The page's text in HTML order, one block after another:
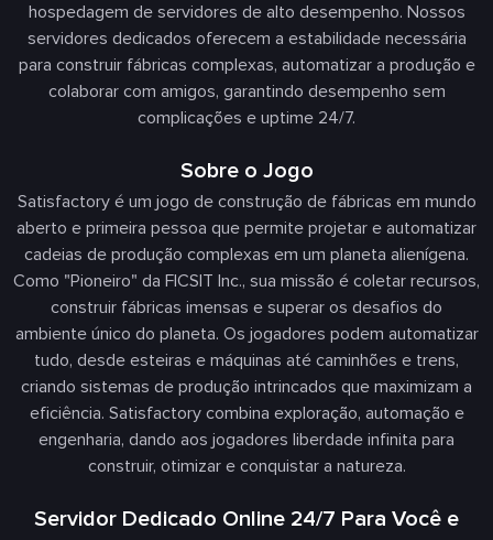
hospedagem de servidores de alto desempenho. Nossos
servidores dedicados oferecem a estabilidade necessária
para construir fábricas complexas, automatizar a produção e
colaborar com amigos, garantindo desempenho sem
complicações e uptime 24/7.
Sobre o Jogo
Satisfactory é um jogo de construção de fábricas em mundo
aberto e primeira pessoa que permite projetar e automatizar
cadeias de produção complexas em um planeta alienígena.
Como "Pioneiro" da FICSIT Inc., sua missão é coletar recursos,
construir fábricas imensas e superar os desafios do
ambiente único do planeta. Os jogadores podem automatizar
tudo, desde esteiras e máquinas até caminhões e trens,
criando sistemas de produção intrincados que maximizam a
eficiência. Satisfactory combina exploração, automação e
engenharia, dando aos jogadores liberdade infinita para
construir, otimizar e conquistar a natureza.
Servidor Dedicado Online 24/7 Para Você e